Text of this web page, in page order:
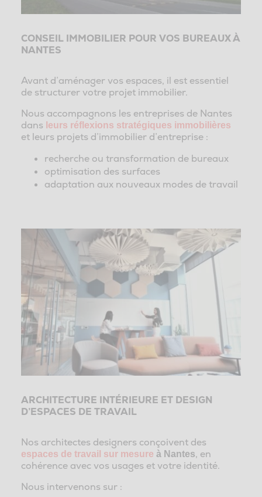
CONSEIL IMMOBILIER POUR VOS BUREAUX À
NANTES
Avant d’aménager vos espaces, il est essentiel
de structurer votre projet immobilier.
Nous accompagnons les entreprises de Nantes
dans leurs réflexions stratégiques immobilières
et leurs projets d’immobilier d’entreprise :
recherche ou transformation de bureaux
optimisation des surfaces
adaptation aux nouveaux modes de travail
ARCHITECTURE INTÉRIEURE ET DESIGN
D’ESPACES DE TRAVAIL
Nos architectes designers conçoivent des
espaces de travail sur mesure à Nantes, en
cohérence avec vos usages et votre identité.
Nous intervenons sur :